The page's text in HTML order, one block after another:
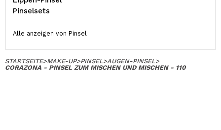
Pinselsets
Alle anzeigen von Pinsel
STARTSEITE>MAKE-UP>PINSEL>AUGEN-PINSEL>
CORAZONA - PINSEL ZUM MISCHEN UND MISCHEN - 110